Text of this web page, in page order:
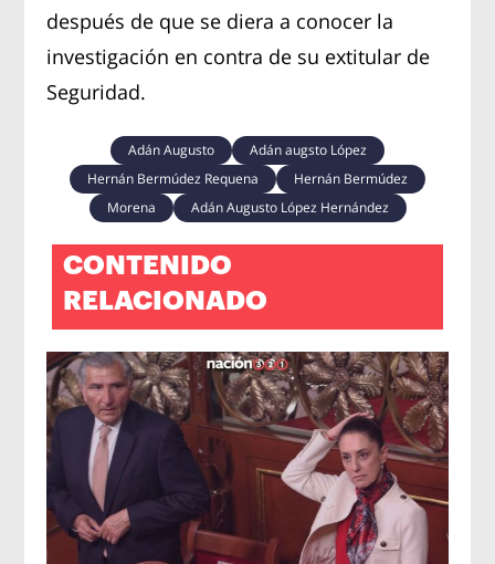
después de que se diera a conocer la
investigación en contra de su extitular de
Seguridad.
Adán Augusto
Adán augsto López
Hernán Bermúdez Requena
Hernán Bermúdez
Morena
Adán Augusto López Hernández
CONTENIDO
RELACIONADO